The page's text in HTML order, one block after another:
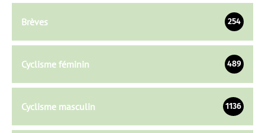
Brèves 254
Cyclisme féminin 489
Cyclisme masculin 1136